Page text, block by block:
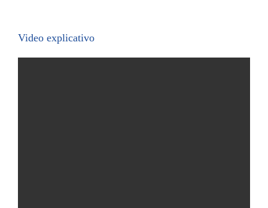
Video explicativo